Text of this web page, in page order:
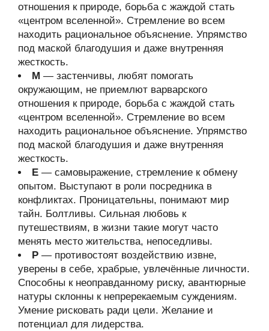
отношения к природе, борьба с жаждой стать
«центром вселенной». Стремление во всем
находить рациональное объяснение. Упрямство
под маской благодушия и даже внутренняя
жесткость.
М — застенчивы, любят помогать
окружающим, не приемлют варварского
отношения к природе, борьба с жаждой стать
«центром вселенной». Стремление во всем
находить рациональное объяснение. Упрямство
под маской благодушия и даже внутренняя
жесткость.
Е — самовыражение, стремление к обмену
опытом. Выступают в роли посредника в
конфликтах. Проницательны, понимают мир
тайн. Болтливы. Сильная любовь к
путешествиям, в жизни такие могут часто
менять место жительства, непоседливы.
Р — противостоят воздействию извне,
уверены в себе, храбрые, увлечённые личности.
Способны к неоправданному риску, авантюрные
натуры склонны к непререкаемым суждениям.
Умение рисковать ради цели. Желание и
потенциал для лидерства.